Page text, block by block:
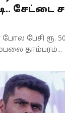
சேட்டை
போல பேசி ரூ.
தாம்பரம்...